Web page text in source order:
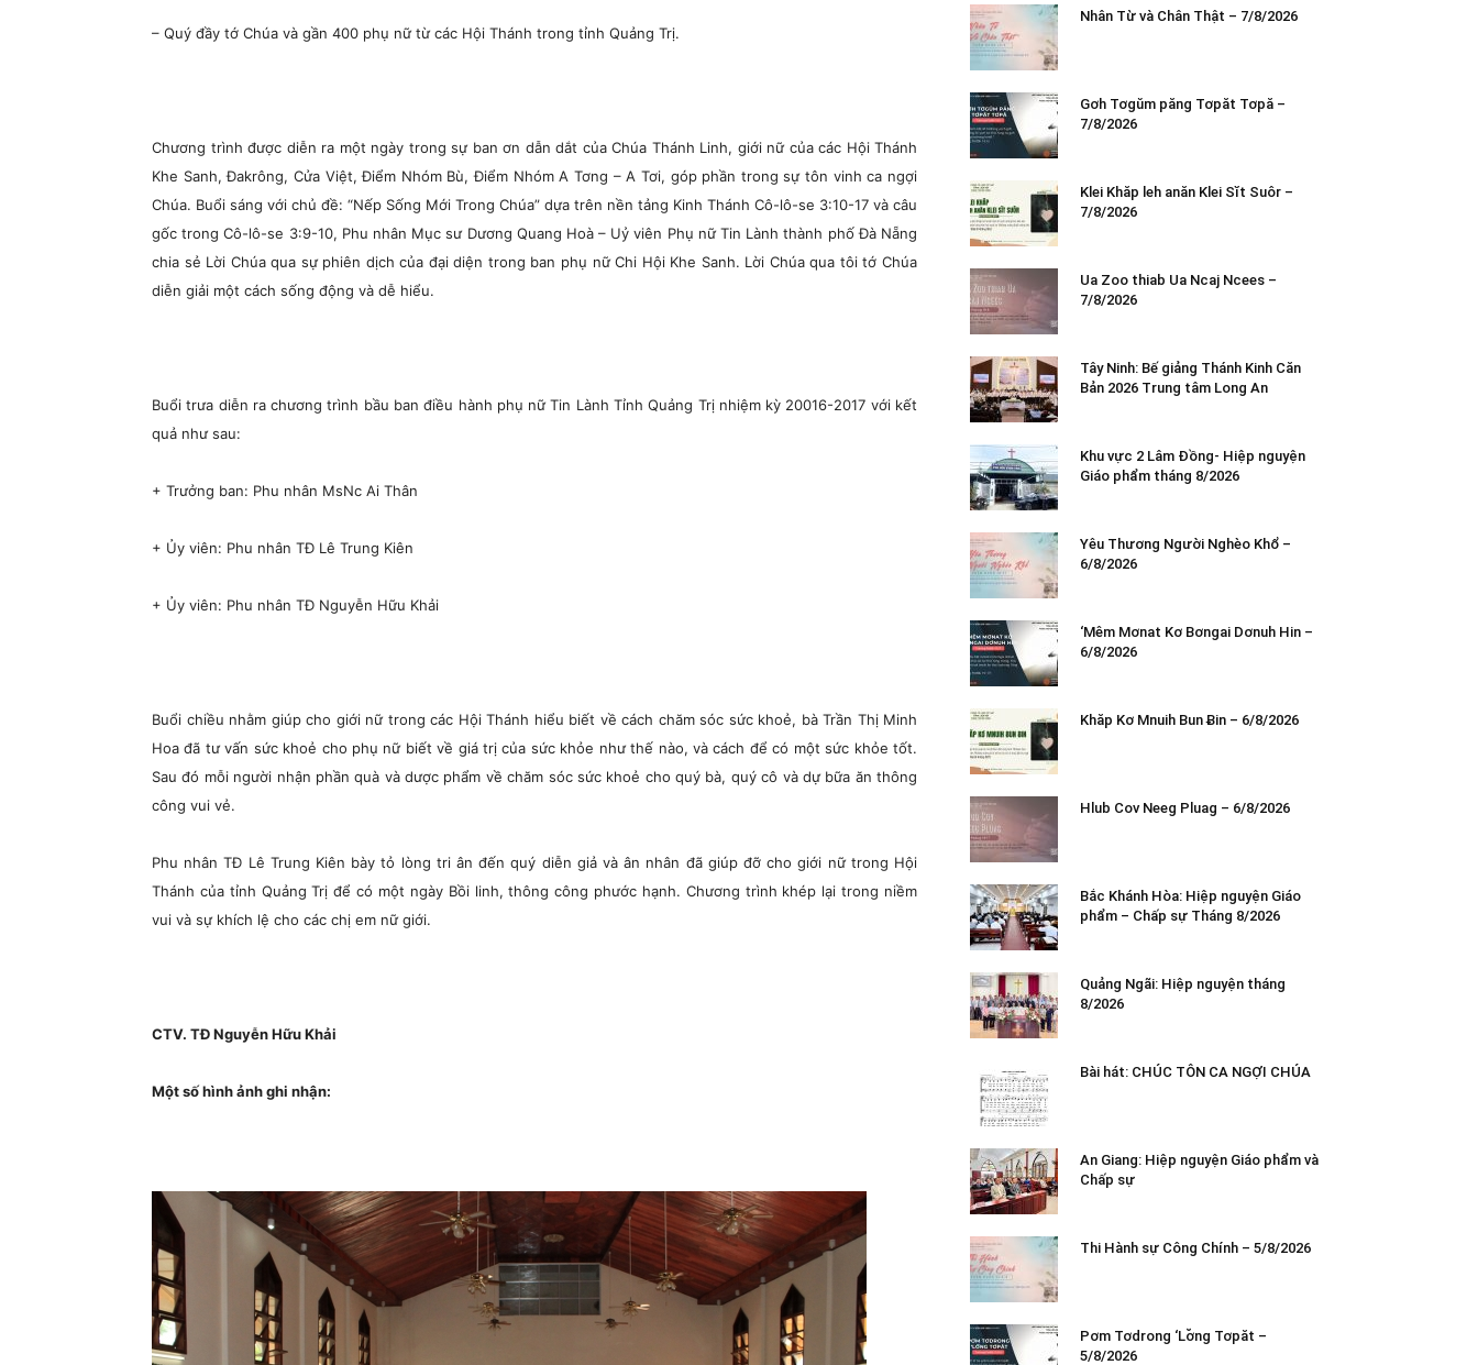
– Quý đầy tớ Chúa và gần 400 phụ nữ từ các Hội Thánh trong tỉnh Quảng Trị.
Chương trình được diễn ra một ngày trong sự ban ơn dẫn dắt của Chúa Thánh Linh, giới nữ của các Hội Thánh
Khe Sanh, Đakrông, Cửa Việt, Điểm Nhóm Bù, Điểm Nhóm A Tơng – A Tơi, góp phần trong sự tôn vinh ca ngợi
Chúa. Buổi sáng với chủ đề: “Nếp Sống Mới Trong Chúa” dựa trên nền tảng Kinh Thánh Cô-lô-se 3:10-17 và câu
gốc trong Cô-lô-se 3:9-10, Phu nhân Mục sư Dương Quang Hoà – Uỷ viên Phụ nữ Tin Lành thành phố Đà Nẵng
chia sẻ Lời Chúa qua sự phiên dịch của đại diện trong ban phụ nữ Chi Hội Khe Sanh. Lời Chúa qua tôi tớ Chúa
diễn giải một cách sống động và dễ hiểu.
Buổi trưa diễn ra chương trình bầu ban điều hành phụ nữ Tin Lành Tỉnh Quảng Trị nhiệm kỳ 20016-2017 với kết
quả như sau:
+ Trưởng ban: Phu nhân MsNc Ai Thân
+ Ủy viên: Phu nhân TĐ Lê Trung Kiên
+ Ủy viên: Phu nhân TĐ Nguyễn Hữu Khải
Buổi chiều nhằm giúp cho giới nữ trong các Hội Thánh hiểu biết về cách chăm sóc sức khoẻ, bà Trần Thị Minh
Hoa đã tư vấn sức khoẻ cho phụ nữ biết về giá trị của sức khỏe như thế nào, và cách để có một sức khỏe tốt.
Sau đó mỗi người nhận phần quà và dược phẩm về chăm sóc sức khoẻ cho quý bà, quý cô và dự bữa ăn thông
công vui vẻ.
Phu nhân TĐ Lê Trung Kiên bày tỏ lòng tri ân đến quý diễn giả và ân nhân đã giúp đỡ cho giới nữ trong Hội
Thánh của tỉnh Quảng Trị để có một ngày Bồi linh, thông công phước hạnh. Chương trình khép lại trong niềm
vui và sự khích lệ cho các chị em nữ giới.
CTV. TĐ Nguyễn Hữu Khải
Một số hình ảnh ghi nhận:
Nhân Từ và Chân Thật – 7/8/2026
Gơh Tơgŭm păng Tơpăt Tơpă –
7/8/2026
Klei Khăp leh anăn Klei Sĭt Suôr –
7/8/2026
Ua Zoo thiab Ua Ncaj Ncees –
7/8/2026
Tây Ninh: Bế giảng Thánh Kinh Căn
Bản 2026 Trung tâm Long An
Khu vực 2 Lâm Đồng- Hiệp nguyện
Giáo phẩm tháng 8/2026
Yêu Thương Người Nghèo Khổ –
6/8/2026
‘Mêm Mơnat Kơ Bơngai Dơnuh Hin –
6/8/2026
Khăp Kơ Mnuih Bun Ƀin – 6/8/2026
Hlub Cov Neeg Pluag – 6/8/2026
Bắc Khánh Hòa: Hiệp nguyện Giáo
phẩm – Chấp sự Tháng 8/2026
Quảng Ngãi: Hiệp nguyện tháng
8/2026
Bài hát: CHÚC TÔN CA NGỢI CHÚA
An Giang: Hiệp nguyện Giáo phẩm và
Chấp sự
Thi Hành sự Công Chính – 5/8/2026
Pơm Tơdrong ‘Lơ̆ng Tơpăt –
5/8/2026